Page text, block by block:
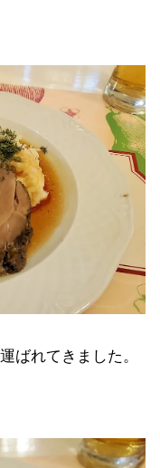
ばれてきました。